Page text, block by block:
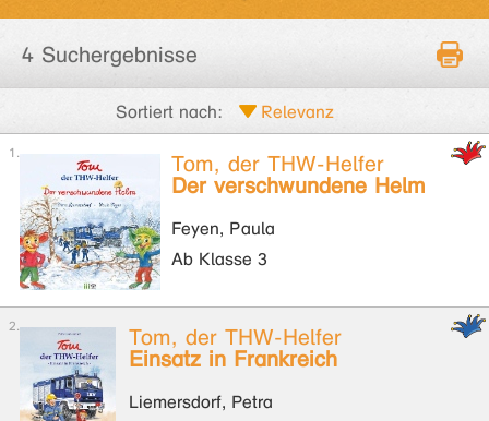
4 Suchergebnisse
Sortiert nach:
Tom, der THW-Helfer
Der verschwundene Helm
Feyen, Paula
Ab Klasse 3
Tom, der THW-Helfer
Einsatz in Frankreich
Liemersdorf, Petra